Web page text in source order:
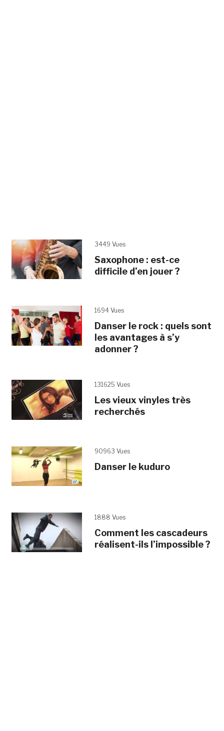
3449 Vues
Saxophone : est-ce
difficile d’en jouer ?
1694 Vues
Danser le rock : quels sont
les avantages à s’y
adonner ?
131625 Vues
Les vieux vinyles très
recherchés
90963 Vues
Danser le kuduro
1888 Vues
Comment les cascadeurs
réalisent-ils l’impossible ?